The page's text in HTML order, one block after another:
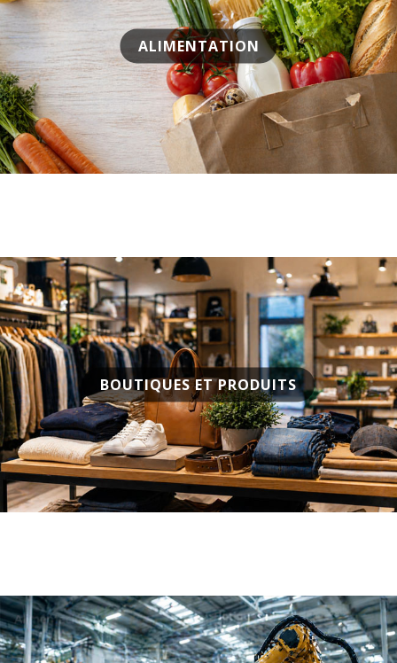
ALIMENTATION
BOUTIQUES ET PRODUITS